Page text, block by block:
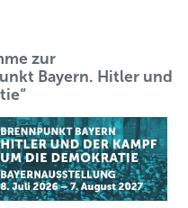
zur
Bayern. Hitler und